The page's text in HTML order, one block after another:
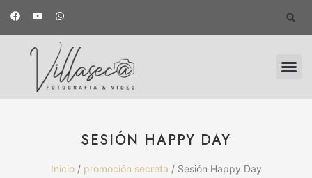
SESIÓN HAPPY DAY
Inicio/ promoción secreta / Sesión Happy Day